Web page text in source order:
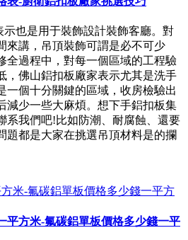
示也是用于裝飾設計裝飾客廳。對
來講，吊頂裝飾可謂是必不可少
全過程中，對每一個區域的工程驗
，佛山鋁扣板廠家表示尤其是洗手
一個十分關鍵的區域，收房檢驗出
減少一些大麻煩。想下手鋁扣板集
系我們吧!比如防潮、耐腐蝕、還要
題都是大家在挑選吊頂材料是的攔
平方米-氟碳鋁單板價格多少錢一平